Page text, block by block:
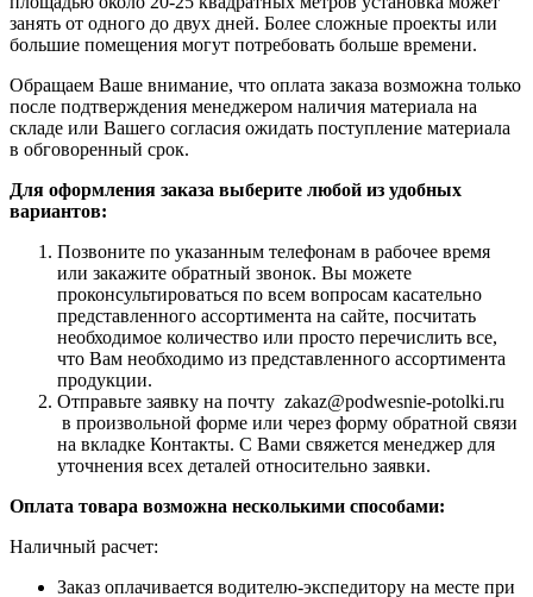
занять от одного до двух дней. Более сложные проекты или
большие помещения могут потребовать больше времени.
Обращаем Ваше внимание, что оплата заказа возможна только
после подтверждения менеджером наличия материала на
складе или Вашего согласия ожидать поступление материала
в обговоренный срок.
Для оформления заказа выберите любой из удобных
вариантов:
Позвоните по указанным телефонам в рабочее время
или закажите обратный звонок. Вы можете
проконсультироваться по всем вопросам касательно
представленного ассортимента на сайте, посчитать
необходимое количество или просто перечислить все,
что Вам необходимо из представленного ассортимента
продукции.
Отправьте заявку на почту zakaz@podwesnie-potolki.ru
в произвольной форме или через форму обратной связи
на вкладке Контакты. С Вами свяжется менеджер для
уточнения всех деталей относительно заявки.
Оплата товара возможна несколькими способами:
Наличный расчет:
Заказ оплачивается водителю-экспедитору на месте при